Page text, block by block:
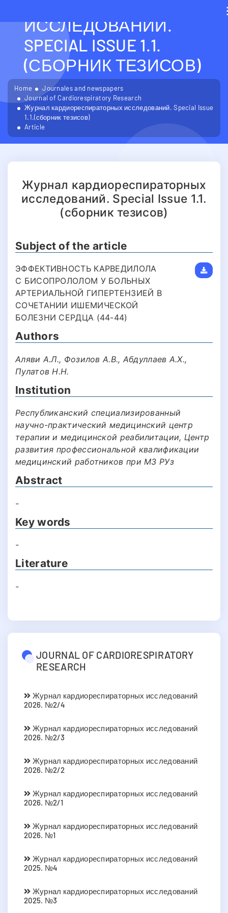
ИССЛЕДОВАНИЙ.
SPECIAL ISSUE 1.1.
(СБОРНИК ТЕЗИСОВ)
Home
Journales and newspapers
Journal of Cardiorespiratory Research
Журнал кардиореспираторных исследований. Special Issue
1.1.(сборник тезисов)
Article
Журнал кардиореспираторных
исследований. Special Issue 1.1.
(сборник тезисов)
Subject of the article
ЭФФЕКТИВНОСТЬ КАРВЕДИЛОЛА
С БИСОПРОЛОЛОМ У БОЛЬНЫХ
АРТЕРИАЛЬНОЙ ГИПЕРТЕНЗИЕЙ В
СОЧЕТАНИИ ИШЕМИЧЕСКОЙ
БОЛЕЗНИ СЕРДЦА (44-44)
Authors
Аляви А.Л., Фозилов А.В., Абдуллаев А.Х.,
Пулатов Н.Н.
Institution
Республиканский специализированный
научно-практический медицинский центр
терапии и медицинской реабилитации, Центр
развития профессиональной квалификации
медицинский работников при М3 РУз
Abstract
-
Key words
-
Literature
-
JOURNAL OF CARDIORESPIRATORY
RESEARCH
Журнал кардиореспираторных исследований
2026. №2/4
Журнал кардиореспираторных исследований
2026. №2/3
Журнал кардиореспираторных исследований
2026. №2/2
Журнал кардиореспираторных исследований
2026. №2/1
Журнал кардиореспираторных исследований
2026. №1
Журнал кардиореспираторных исследований
2025. №4
Журнал кардиореспираторных исследований
2025. №3